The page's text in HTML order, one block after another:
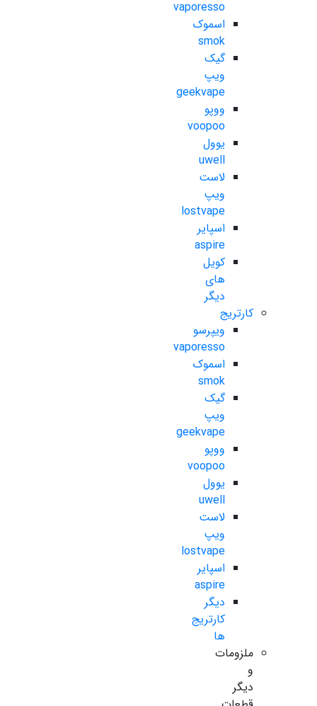
vaporesso
اسموک
smok
گیک
ویپ
geekvape
ووپو
voopoo
یوول
uwell
لاست
ویپ
lostvape
اسپایر
aspire
کویل
های
دیگر
کارتریج
ویپرسو
vaporesso
اسموک
smok
گیک
ویپ
geekvape
ووپو
voopoo
یوول
uwell
لاست
ویپ
lostvape
اسپایر
aspire
دیگر
کارتریج
ها
ملزومات
و
دیگر